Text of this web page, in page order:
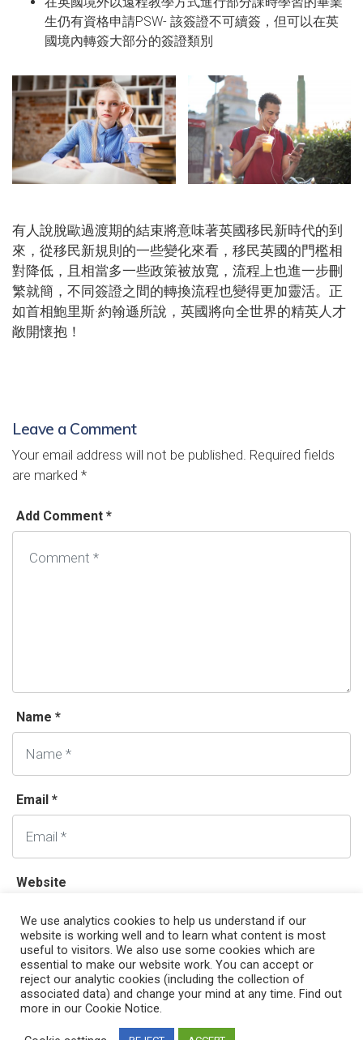
生仍有資格申請PSW- 該簽證不可續簽，但可以在英
國境內轉簽大部分的簽證類別
有人說脫歐過渡期的結束將意味著英國移民新時代的到
來，從移民新規則的一些變化來看，移民英國的門檻相
對降低，且相當多一些政策被放寬，流程上也進一步刪
繁就簡，不同簽證之間的轉換流程也變得更加靈活。正
如首相鮑里斯·約翰遜所說，英國將向全世界的精英人才
敞開懷抱！
Leave a Comment
Your email address will not be published. Required fields
are marked *
Add Comment *
Name *
Email *
Website
We use analytics cookies to help us understand if our
website is working well and to learn what content is most
useful to visitors. We also use some cookies which are
essential to make our website work. You can accept or
reject our analytic cookies (including the collection of
associated data) and change your mind at any time. Find out
more in our Cookie Notice.